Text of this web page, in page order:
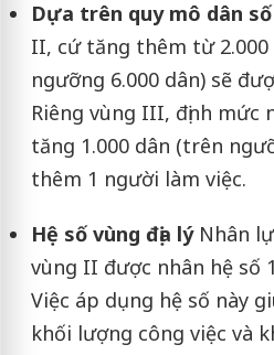
Dựa trên quy mô dân số
II, cứ tăng thêm từ 2.000
ngưỡng 6.000 dân) sẽ
Riêng vùng III, định mức
tăng 1.000 dân (trên
thêm 1 người làm việc.
Hệ số vùng địa lýNhân
vùng II được nhân hệ số
Việc áp dụng hệ số này
khối lượng công việc và